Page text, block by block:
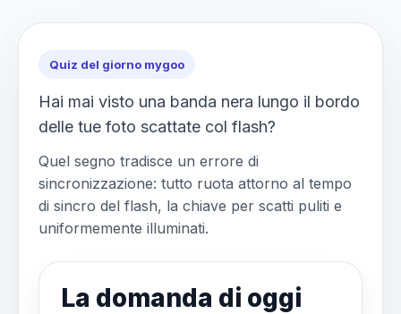
Quiz del giorno mygoo
Hai mai visto una banda nera lungo il bordo
delle tue foto scattate col flash?
Quel segno tradisce un errore di
sincronizzazione: tutto ruota attorno al tempo
di sincro del flash, la chiave per scatti puliti e
uniformemente illuminati.
La domanda di oggi